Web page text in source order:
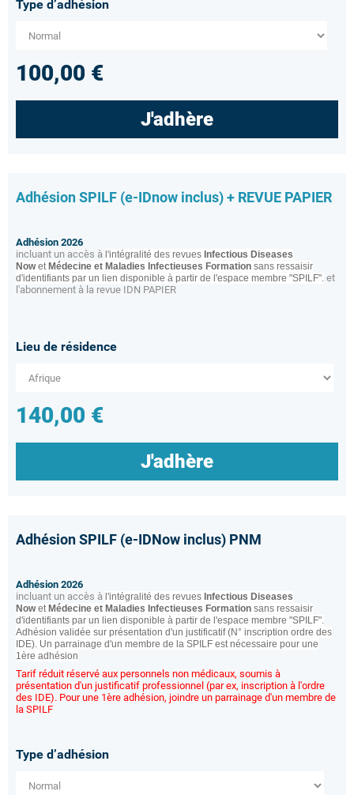
Type d’adhésion
100,00 €
J'adhère
Adhésion SPILF (e-IDnow inclus) + REVUE PAPIER
Adhésion 2026
incluant un accès à l'intégralité des revues Infectious Diseases
Now et Médecine et Maladies Infectieuses Formation sans ressaisir
d'identifiants par un lien disponible à partir de l'espace membre "SPILF". et
l'abonnement à la revue IDN PAPIER
Lieu de résidence
140,00 €
J'adhère
Adhésion SPILF (e-IDNow inclus) PNM
Adhésion 2026
incluant un accès à l'intégralité des revues Infectious Diseases
Now et Médecine et Maladies Infectieuses Formation sans ressaisir
d'identifiants par un lien disponible à partir de l'espace membre "SPILF".
Adhésion validée sur présentation d'un justificatif (N° inscription ordre des
IDE). Un parrainage d'un membre de la SPILF est nécessaire pour une
1ère adhésion
Tarif réduit réservé aux personnels non médicaux, soumis à
présentation d'un justificatif professionnel (par ex, inscription à l'ordre
des IDE). Pour une 1ère adhésion, joindre un parrainage d'un membre de
la SPILF
Type d’adhésion